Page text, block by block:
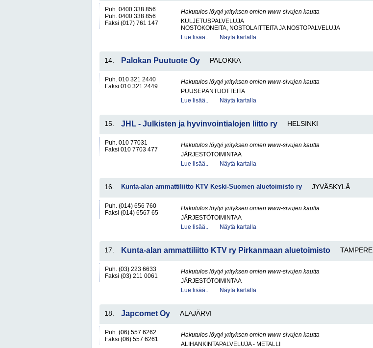
Puh. 0400 338 856
Puh. 0400 338 856
Faksi (017) 761 147
Hakutulos löytyi yrityksen omien www-sivujen kautta
KULJETUSPALVELUJA
NOSTOKONEITA, NOSTOLAITTEITA JA NOSTOPALVELUJA
Lue lisää..
Näytä kartalla
14. Palokan Puutuote Oy PALOKKA
Puh. 010 321 2440
Faksi 010 321 2449
Hakutulos löytyi yrityksen omien www-sivujen kautta
PUUSEPÄNTUOTTEITA
Lue lisää..
Näytä kartalla
15. JHL - Julkisten ja hyvinvointialojen liitto ry HELSINKI
Puh. 010 77031
Faksi 010 7703 477
Hakutulos löytyi yrityksen omien www-sivujen kautta
JÄRJESTÖTOIMINTAA
Lue lisää..
Näytä kartalla
16. Kunta-alan ammattiliitto KTV Keski-Suomen aluetoimisto ry JYVÄSKYLÄ
Puh. (014) 656 760
Faksi (014) 6567 65
Hakutulos löytyi yrityksen omien www-sivujen kautta
JÄRJESTÖTOIMINTAA
Lue lisää..
Näytä kartalla
17. Kunta-alan ammattiliitto KTV ry Pirkanmaan aluetoimisto TAMPERE
Puh. (03) 223 6633
Faksi (03) 211 0061
Hakutulos löytyi yrityksen omien www-sivujen kautta
JÄRJESTÖTOIMINTAA
Lue lisää..
Näytä kartalla
18. Japcomet Oy ALAJÄRVI
Puh. (06) 557 6262
Faksi (06) 557 6261
Hakutulos löytyi yrityksen omien www-sivujen kautta
ALIHANKINTAPALVELUJA - METALLI